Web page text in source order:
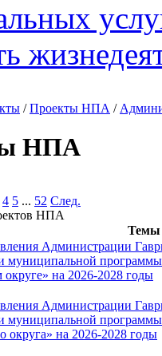
/Проекты НПА /
НПА
4 5 ... 52 След.
НПА
Темы
Администрации
муниципальной
на 2026-2028 годы
Администрации
муниципальной программы
округа» на 2026-2028 годы